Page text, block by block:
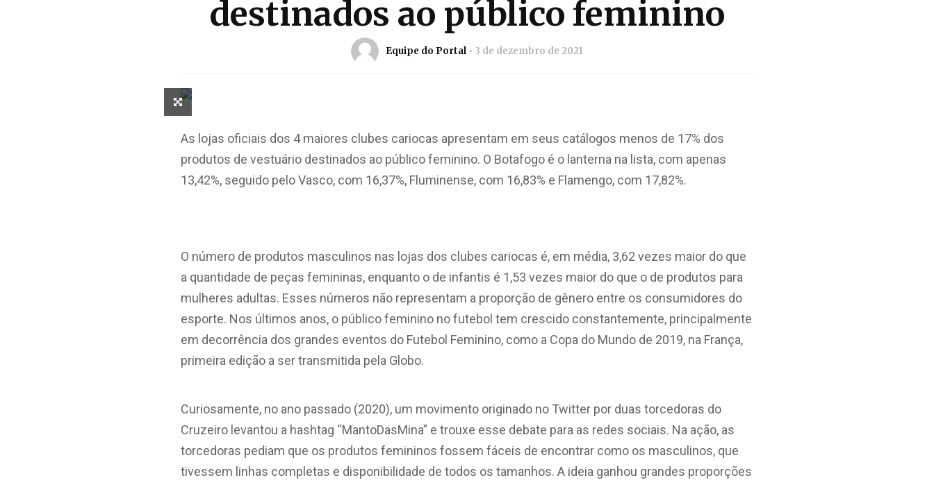
destinados ao público feminino
Equipe do Portal 3 de dezembro de 2021
As lojas oficiais dos 4 maiores clubes cariocas apresentam em seus catálogos menos de 17% dos
produtos de vestuário destinados ao público feminino. O Botafogo é o lanterna na lista, com apenas
13,42%, seguido pelo Vasco, com 16,37%, Fluminense, com 16,83% e Flamengo, com 17,82%.
O número de produtos masculinos nas lojas dos clubes cariocas é, em média, 3,62 vezes maior do que
a quantidade de peças femininas, enquanto o de infantis é 1,53 vezes maior do que o de produtos para
mulheres adultas. Esses números não representam a proporção de gênero entre os consumidores do
esporte. Nos últimos anos, o público feminino no futebol tem crescido constantemente, principalmente
em decorrência dos grandes eventos do Futebol Feminino, como a Copa do Mundo de 2019, na França,
primeira edição a ser transmitida pela Globo.
Curiosamente, no ano passado (2020), um movimento originado no Twitter por duas torcedoras do
Cruzeiro levantou a hashtag “MantoDasMina” e trouxe esse debate para as redes sociais. Na ação, as
torcedoras pediam que os produtos femininos fossem fáceis de encontrar como os masculinos, que
tivessem linhas completas e disponibilidade de todos os tamanhos. A ideia ganhou grandes proporções